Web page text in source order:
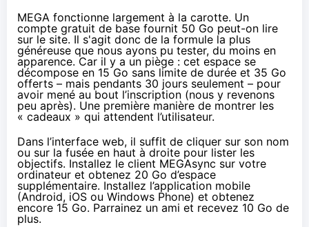
MEGA fonctionne largement à la carotte. Un
compte gratuit de base fournit 50 Go peut-on lire
sur le site. Il s'agit donc de la formule la plus
généreuse que nous ayons pu tester, du moins en
apparence. Car il y a un piège : cet espace se
décompose en 15 Go sans limite de durée et 35 Go
offerts – mais pendants 30 jours seulement – pour
avoir mené au bout l’inscription (nous y revenons
peu après). Une première manière de montrer les
« cadeaux » qui attendent l’utilisateur.
Dans l’interface web, il suffit de cliquer sur son nom
ou sur la fusée en haut à droite pour lister les
objectifs. Installez le client MEGAsync sur votre
ordinateur et obtenez 20 Go d’espace
supplémentaire. Installez l’application mobile
(Android, iOS ou Windows Phone) et obtenez
encore 15 Go. Parrainez un ami et recevez 10 Go de
plus.